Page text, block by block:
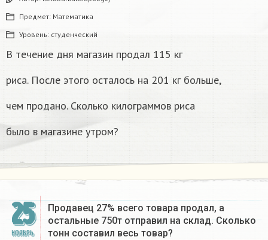
Предмет: Математика
Уровень: студенческий
В течение дня магазин продал 115 кг
риса. После этого осталось на 201 кг больше,
чем продано. Сколько килограммов риса
было в магазине утром?
25
НОЯБРЬ
Продавец 27% всего товара продал, а
остальные 750т отправил на склад. Сколько
тонн составил весь товар?